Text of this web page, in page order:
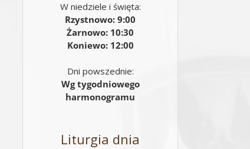
W niedziele i święta:
Rzystnowo: 9:00
Żarnowo: 10:30
Koniewo: 12:00
Dni powszednie:
Wg tygodniowego
harmonogramu
Liturgia dnia